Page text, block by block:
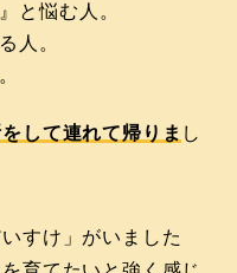
と悩む人。
人。
して連れて帰りま し
すけ」がいました